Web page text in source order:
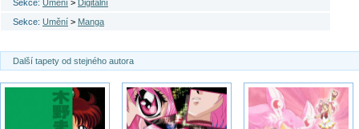
Sekce: Umění > Digitální
Sekce: Umění > Manga
Další tapety od stejného autora